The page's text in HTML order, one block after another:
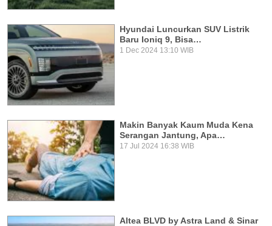
Hyundai Luncurkan SUV Listrik
Baru Ioniq 9, Bisa…
1 Dec 2024 13:10 WIB
Makin Banyak Kaum Muda Kena
Serangan Jantung, Apa…
17 Jul 2024 16:38 WIB
Altea BLVD by Astra Land & Sinar